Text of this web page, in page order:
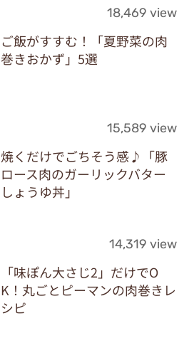
18,469 view
ご飯がすすむ！「夏野菜の肉
巻きおかず」5選
15,589 view
焼くだけでごちそう感♪「豚
ロース肉のガーリックバター
しょうゆ丼」
14,319 view
「味ぽん大さじ2」だけでO
K！丸ごとピーマンの肉巻きレ
シピ